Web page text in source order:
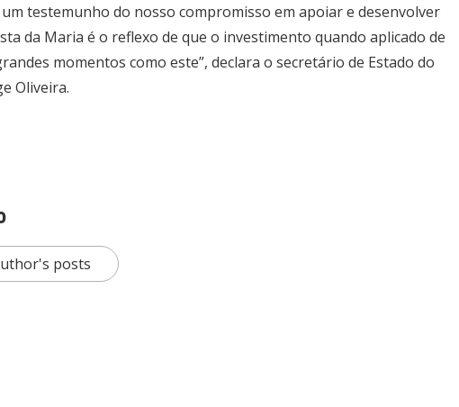
testemunho do nosso compromisso em apoiar e desenvolver
da Maria é o reflexo de que o investimento quando aplicado de
momentos como este”, declara o secretário de Estado do
Oliveira.
posts